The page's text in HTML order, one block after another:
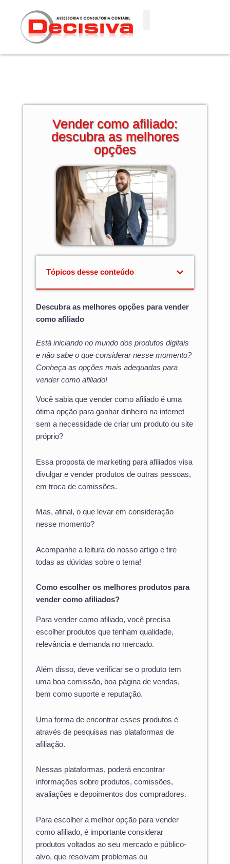
conteúdo
Vender como afiliado:
descubra as melhores
opções
Tópicos desse conteúdo
Descubra as melhores opções para vender
como afiliado
Está iniciando no mundo dos produtos digitais
e não sabe o que considerar nesse momento?
Conheça as opções mais adequadas para
vender como afiliado!
Você sabia que vender como afiliado é uma
ótima opção para ganhar dinheiro na internet
sem a necessidade de criar um produto ou site
próprio?
Essa proposta de marketing para afiliados visa
divulgar e vender produtos de outras pessoas,
em troca de comissões.
Mas, afinal, o que levar em consideração
nesse momento?
Acompanhe a leitura do nosso artigo e tire
todas as dúvidas sobre o tema!
Como escolher os melhores produtos para
vender como afiliados?
Para vender como afiliado, você precisa
escolher produtos que tenham qualidade,
relevância e demanda no mercado.
Além disso, deve verificar se o produto tem
uma boa comissão, boa página de vendas,
bem como suporte e reputação.
Uma forma de encontrar esses produtos é
através de pesquisas nas plataformas de
afiliação.
Nessas plataformas, poderá encontrar
informações sobre produtos, comissões,
avaliações e depoimentos dos compradores.
Para escolher a melhor opção para vender
como afiliado, é importante considerar
produtos voltados ao seu mercado e público-
alvo, que resolvam problemas ou